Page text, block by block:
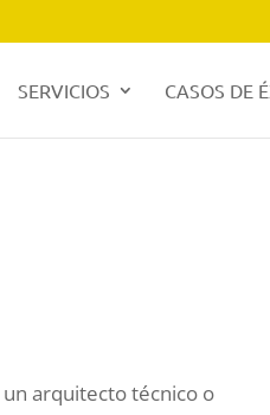
SERVICIOS CASOS DE
arquitecto técnico o